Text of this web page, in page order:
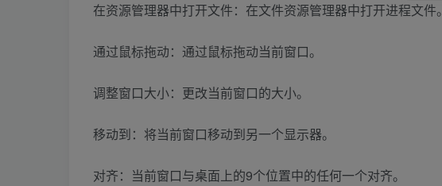
在资源管理器中打开文件：在文件资源管理器中打开进程文件。
通过鼠标拖动：通过鼠标拖动当前窗口。
调整窗口大小：更改当前窗口的大小。
移动到：将当前窗口移动到另一个显示器。
对齐：当前窗口与桌面上的9个位置中的任何一个对齐。